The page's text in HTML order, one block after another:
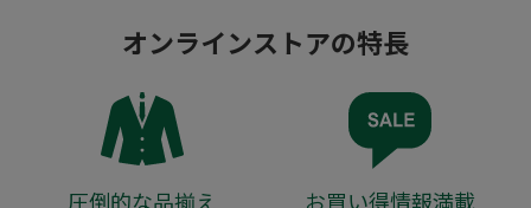
オンラインストアの特長
圧倒的な品揃え お買い得情報満載